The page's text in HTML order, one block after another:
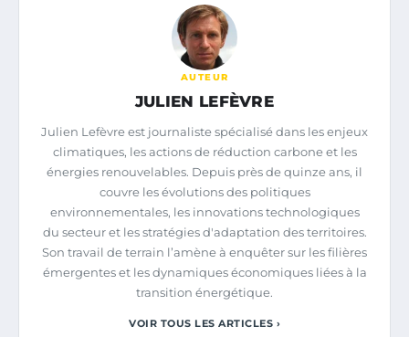
AUTEUR
JULIEN LEFÈVRE
Julien Lefèvre est journaliste spécialisé dans les enjeux
climatiques, les actions de réduction carbone et les
énergies renouvelables. Depuis près de quinze ans, il
couvre les évolutions des politiques
environnementales, les innovations technologiques
du secteur et les stratégies d'adaptation des territoires.
Son travail de terrain l’amène à enquêter sur les filières
émergentes et les dynamiques économiques liées à la
transition énergétique.
VOIR TOUS LES ARTICLES ›